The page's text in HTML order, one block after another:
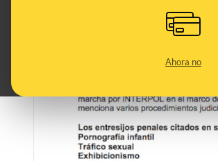
Ahora no